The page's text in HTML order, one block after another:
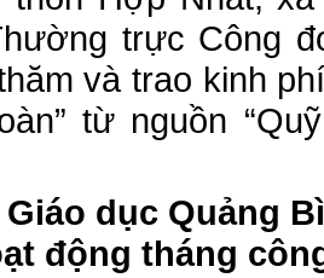
trực Công
và trao kinh
từ nguồn
dục Quảng
động tháng